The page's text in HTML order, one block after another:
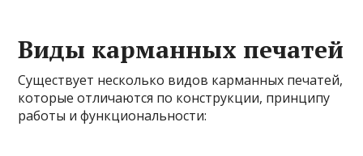
Виды карманных печатей
Существует несколько видов карманных печатей,
которые отличаются по конструкции, принципу
работы и функциональности: